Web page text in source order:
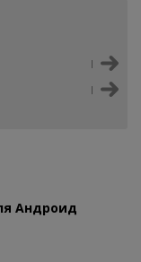
Андроид